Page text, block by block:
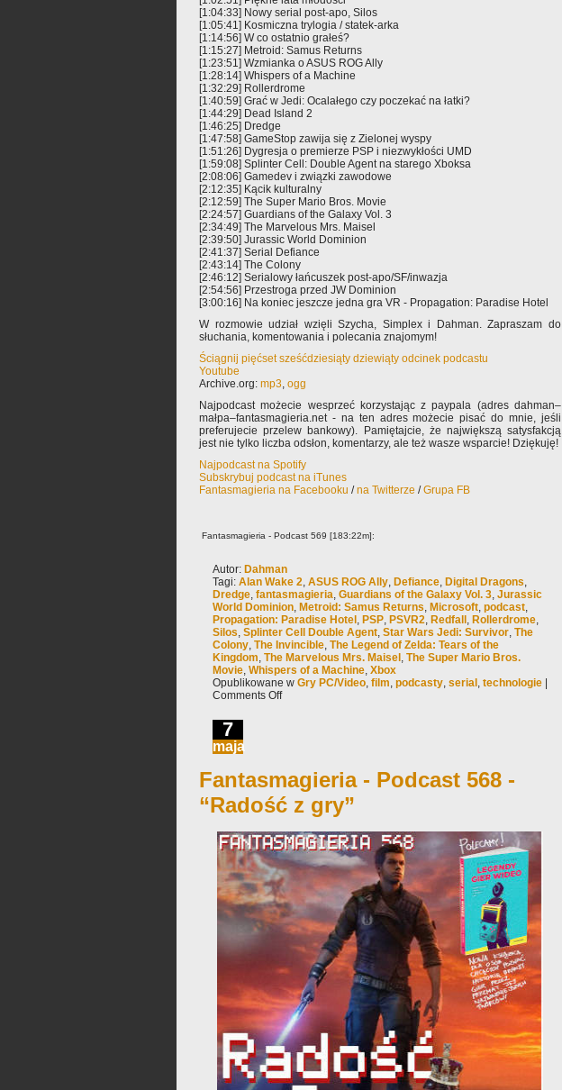
[1:04:33] Nowy serial post-apo, Silos
[1:05:41] Kosmiczna trylogia / statek-arka
[1:14:56] W co ostatnio grałeś?
[1:15:27] Metroid: Samus Returns
[1:23:51] Wzmianka o ASUS ROG Ally
[1:28:14] Whispers of a Machine
[1:32:29] Rollerdrome
[1:40:59] Grać w Jedi: Ocalałego czy poczekać na łatki?
[1:44:29] Dead Island 2
[1:46:25] Dredge
[1:47:58] GameStop zawija się z Zielonej wyspy
[1:51:26] Dygresja o premierze PSP i niezwykłości UMD
[1:59:08] Splinter Cell: Double Agent na starego Xboksa
[2:08:06] Gamedev i związki zawodowe
[2:12:35] Kącik kulturalny
[2:12:59] The Super Mario Bros. Movie
[2:24:57] Guardians of the Galaxy Vol. 3
[2:34:49] The Marvelous Mrs. Maisel
[2:39:50] Jurassic World Dominion
[2:41:37] Serial Defiance
[2:43:14] The Colony
[2:46:12] Serialowy łańcuszek post-apo/SF/inwazja
[2:54:56] Przestroga przed JW Dominion
[3:00:16] Na koniec jeszcze jedna gra VR - Propagation: Paradise Hotel
W rozmowie udział wzięli Szycha, Simplex i Dahman. Zapraszam do
słuchania, komentowania i polecania znajomym!
Ściągnij pięćset sześćdziesiąty dziewiąty odcinek podcastu
Youtube
Archive.org: mp3, ogg
Najpodcast możecie wesprzeć korzystając z paypala (adres dahman–
małpa–fantasmagieria.net - na ten adres możecie pisać do mnie, jeśli
preferujecie przelew bankowy). Pamiętajcie, że największą satysfakcją
jest nie tylko liczba odsłon, komentarzy, ale też wasze wsparcie! Dziękuję!
Najpodcast na Spotify
Subskrybuj podcast na iTunes
Fantasmagieria na Facebooku /na Twitterze /Grupa FB
Fantasmagieria - Podcast 569 [183:22m]:
Autor: Dahman
Tagi: Alan Wake 2, ASUS ROG Ally, Defiance, Digital Dragons,
Dredge, fantasmagieria, Guardians of the Galaxy Vol. 3, Jurassic
World Dominion, Metroid: Samus Returns, Microsoft, podcast,
Propagation: Paradise Hotel , PSP, PSVR2, Redfall , Rollerdrome,
Silos, Splinter Cell Double Agent, Star Wars Jedi: Survivor, The
Colony, The Invincible, The Legend of Zelda: Tears of the
Kingdom, The Marvelous Mrs. Maisel , The Super Mario Bros.
Movie, Whispers of a Machine, Xbox
Opublikowane w Gry PC/Video, film, podcasty, serial , technologie
Comments Off
7
maja
Fantasmagieria - Podcast 568 -
“Radość z gry”